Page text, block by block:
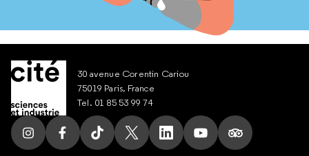
30 avenue Corentin Cariou
75019 Paris, France
Tel. 01 85 53 99 74
Suivez nous sur Instagram
Suivez nous sur Facebook
Suivez nous sur Tik Tok
Suivez nous sur X
Suivez nous sur LinkedIn
Suivez nous sur
Suivez nous